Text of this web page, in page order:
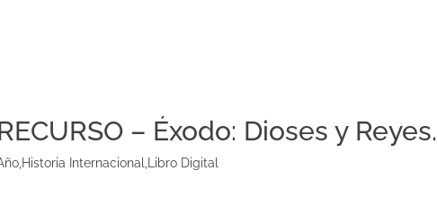
– Éxodo: Dioses y Reyes.
Historia Internacional Libro Digital